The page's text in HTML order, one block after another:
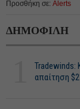
Προσθήκη σε: Alerts
ΔΗΜΟΦΙΛΗ
Tradewinds:
απαίτηση